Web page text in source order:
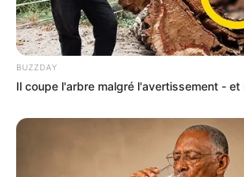
BUZZDAY
Il coupe l'arbre malgré l'avertissement -